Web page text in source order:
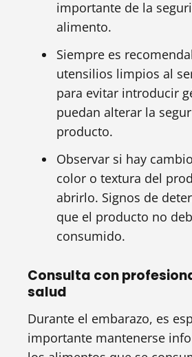
importante de la
alimento.
Siempre es
utensilios limpios al
para evitar introducir
puedan alterar la
producto.
Observar si hay
color o textura del
abrirlo. Signos de
que el producto no
consumido.
Consulta con
salud
Durante el embarazo, es
importante mantenerse